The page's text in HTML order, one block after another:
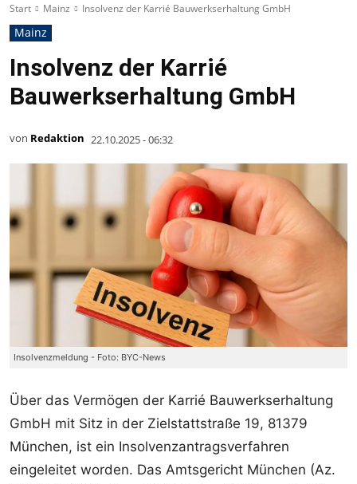
Start Mainz Insolvenz der Karrié Bauwerkserhaltung GmbH
Mainz
Insolvenz der Karrié
Bauwerkserhaltung GmbH
von Redaktion 22.10.2025 - 06:32
Insolvenzmeldung - Foto: BYC-News
Über das Vermögen der Karrié Bauwerkserhaltung
GmbH mit Sitz in der Zielstattstraße 19, 81379
München, ist ein Insolvenzantragsverfahren
eingeleitet worden. Das Amtsgericht München (Az.